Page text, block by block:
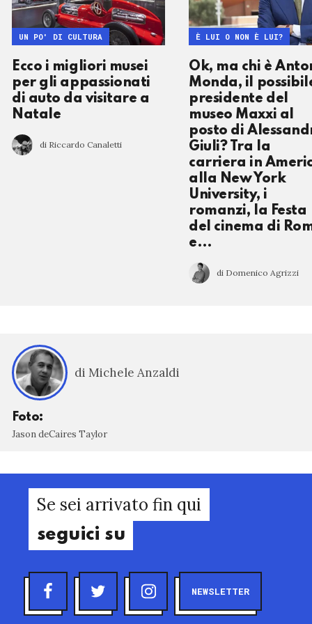
Ecco i migliori musei
per gli appassionati
di auto da visitare a
Natale
di Riccardo Canaletti
UN PO' DI CULTURA
Ok, ma chi è
Monda, il
presidente del
museo Maxxi al
posto di
Giuli? Tra la
carriera in
alla New York
University, i
romanzi, la Festa
del cinema di
e…
di Domenico Agrizzi
È LUI O NON È LUI?
di Michele Anzaldi
Foto:
Jason deCaires Taylor
Se sei arrivato fin qui
seguici su
NEWSLETTER